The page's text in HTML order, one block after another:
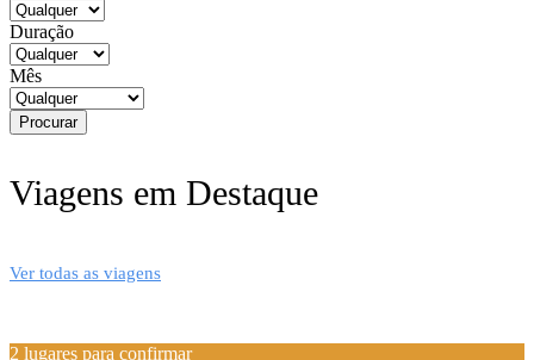
Duração
Mês
Viagens em Destaque
Ver todas as viagens
2 lugares para confirmar